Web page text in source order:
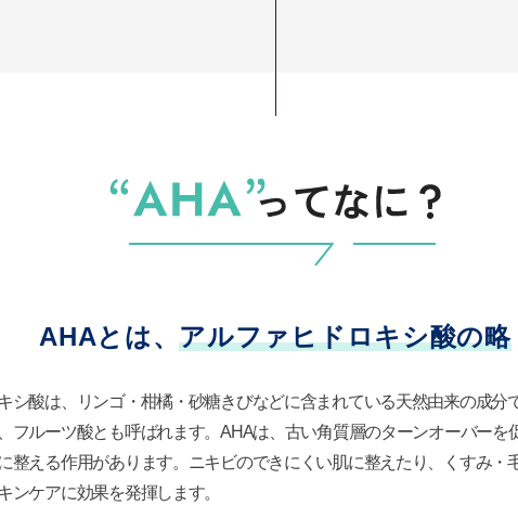
AHAとは、アルファヒドロキシ酸の略
シ酸は、リンゴ・柑橘・砂糖きびなどに含まれている天然由来の成分
フルーツ酸とも呼ばれます。AHAは、古い角質層のターンオーバーを
整える作用があります。ニキビのできにくい肌に整えたり、くすみ・
ンケアに効果を発揮します。